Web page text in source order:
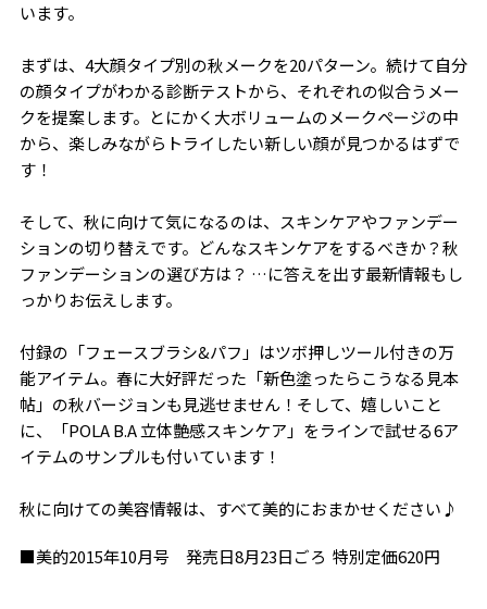
います。
まずは、4大顔タイプ別の秋メークを20パターン。続けて自分
の顔タイプがわかる診断テストから、それぞれの似合うメー
クを提案します。とにかく大ボリュームのメークページの中
から、楽しみながらトライしたい新しい顔が見つかるはずで
す！
そして、秋に向けて気になるのは、スキンケアやファンデー
ションの切り替えです。どんなスキンケアをするべきか？秋
ファンデーションの選び方は？ …に答えを出す最新情報もし
っかりお伝えします。
付録の「フェースブラシ&パフ」はツボ押しツール付きの万
能アイテム。春に大好評だった「新色塗ったらこうなる見本
帖」の秋バージョンも見逃せません！そして、嬉しいこと
に、「POLA B.A 立体艶感スキンケア」をラインで試せる6ア
イテムのサンプルも付いています！
秋に向けての美容情報は、すべて美的におまかせください♪
■美的2015年10月号 発売日8月23日ごろ 特別定価620円